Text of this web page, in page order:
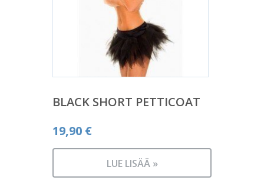
BLACK SHORT PETTICOAT
19,90 €
LUE LISÄÄ »